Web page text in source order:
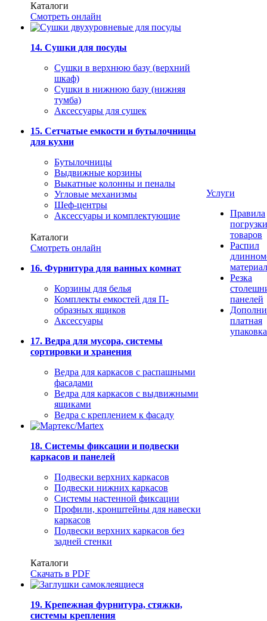
Каталоги
Смотреть онлайн
14. Сушки для посуды
Сушки в верхнюю базу (верхний
шкаф)
Сушки в нижнюю базу (нижняя
тумба)
Аксессуары для сушек
15. Сетчатые емкости и бутылочницы
для кухни
Бутылочницы
Выдвижные корзины
Выкатные колонны и пеналы
Угловые механизмы
Шеф-центры
Аксессуары и комплектующие
Каталоги
Смотреть онлайн
16. Фурнитура для ванных комнат
Корзины для белья
Комплекты емкостей для П-
образных ящиков
Аксессуары
17. Ведра для мусора, системы
сортировки и хранения
Ведра для каркасов с распашными
фасадами
Ведра для каркасов с выдвижными
ящиками
Ведра с креплением к фасаду
18. Системы фиксации и подвески
каркасов и панелей
Подвески верхних каркасов
Подвески нижних каркасов
Системы настенной фиксации
Профили, кронштейны для навески
каркасов
Подвески верхних каркасов без
задней стенки
Каталоги
Скачать в PDF
19. Крепежная фурнитура, стяжки,
системы крепления
Услуги
Правила
погрузки
товаров
Распил
Резка
панелей
платная
упаковка